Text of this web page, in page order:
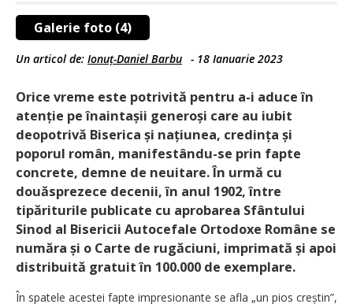
Galerie foto (4)
Un articol de: Ionuț-Daniel Barbu - 18 Ianuarie 2023
Orice vreme este potrivită pentru a-i aduce în
atenție pe înaintașii generoși care au iubit
deopotrivă Biserica și națiunea, credința și
poporul român, manifestându-se prin fapte
concrete, demne de neuitare. În urmă cu
douăsprezece decenii, în anul 1902, între
tipăriturile publicate cu aprobarea Sfântului
Sinod al Bisericii Autocefale Ortodoxe Române se
număra și o Carte de rugăciuni, imprimată și apoi
distribuită gratuit în 100.000 de exemplare.
În spatele acestei fapte impresionante se afla „un pios creștin”,